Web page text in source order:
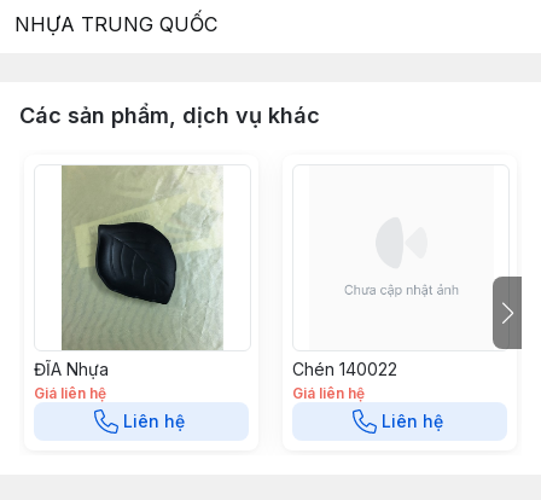
NHỰA TRUNG QUỐC
Các sản phẩm, dịch vụ khác
ĐĨA Nhựa
Giá liên hệ
Liên hệ
Chén 140022
Giá liên hệ
Liên hệ